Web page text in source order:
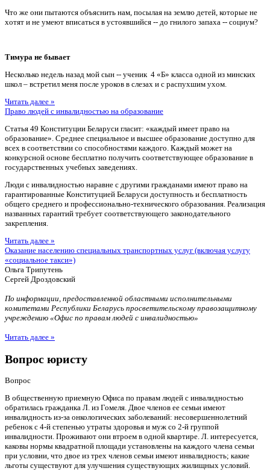
Что же они пытаются объяснить нам, посылая на землю детей, которые не
хотят и не умеют вписаться в устоявшийся -- до гнилого запаха -- социум?
Тимура не бывает
Несколько недель назад мой сын -- ученик 4 «Б» класса одной из минских
школ – встретил меня после уроков в слезах и с распухшим ухом.
Читать далее »
Право людей с инвалидностью на образование
Статья 49 Конституции Беларуси гласит: «каждый имеет право на
образование». Среднее специальное и высшее образование доступно для
всех в соответствии со способностями каждого. Каждый может на
конкурсной основе бесплатно получить соответствующее образование в
государственных учебных заведениях.
Люди с инвалидностью наравне с другими гражданами имеют право на
гарантированные Конституцией Беларуси доступность и бесплатность
общего среднего и профессионально-технического образования. Реализация
названных гарантий требует соответствующего законодательного
закрепления.
Читать далее »
Оказание населению специальных транспортных услуг (включая услугу
«социальное такси»)
Ольга Трипутень
Сергей Дроздовский
По информации, предоставленной областными исполнительными
комитетами Республики Беларусь просветительскому правозащитному
учреждению «Офис по правам людей с инвалидностью»
Читать далее »
Вопрос юристу
Вопрос
В общественную приемную Офиса по правам людей с инвалидностью
обратилась гражданка Л. из Гомеля. Двое членов ее семьи имеют
инвалидность из-за онкологических заболеваний: несовершеннолетний
ребенок с 4-й степенью утраты здоровья и муж со 2-й группой
инвалидности. Проживают они втроем в одной квартире. Л. интересуется,
каковы нормы квадратной площади установлены на каждого члена семьи
при условии, что двое из трех членов семьи имеют инвалидность; какие
льготы существуют для улучшения существующих жилищных условий.